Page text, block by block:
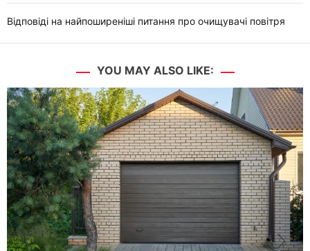
Відповіді на найпоширеніші питання про очищувачі повітря
YOU MAY ALSO LIKE: